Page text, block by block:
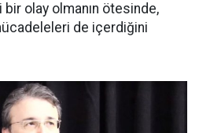
bir olay olmanın ötesinde,
de içerdiğini